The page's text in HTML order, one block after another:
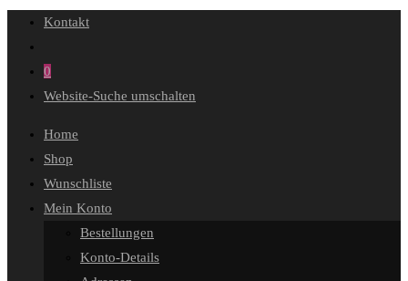
Kontakt
0
Website-Suche umschalten
Home
Shop
Wunschliste
Mein Konto
Bestellungen
Konto-Details